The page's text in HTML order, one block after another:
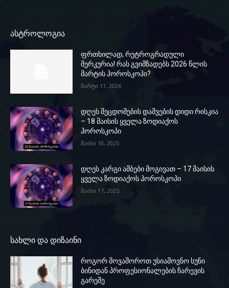
ასტროლოგია
ფრთხილად, რეტროგრადული
მერკურია! რას გვიმზადებს 2026 წლის
მარტის ჰოროსკოპი?
მარტი 11, 2026
დღეს შეცდომების დაშვების დიდი რისკია
– 18 მაისის ყველა ზოდიაქოს
ჰოროსკოპი
მაისი 18, 2025
დღეს კარგი ამბები მოგივათ – 17 მაისის
ყველა ზოდიაქოს ჰოროსკოპი
მაისი 17, 2025
სახლი და დიზაინი
როგორ მოვაშოროთ უსიამოვნო სუნი
ბინიდან პროფესიონალების ჩარევის
გარეშე